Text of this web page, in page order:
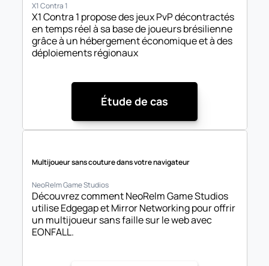
X1 Contra 1
X1 Contra 1 propose des jeux PvP décontractés
en temps réel à sa base de joueurs brésilienne
grâce à un hébergement économique et à des
déploiements régionaux
Étude de cas
Multijoueur sans couture dans votre navigateur
NeoRelm Game Studios
Découvrez comment NeoRelm Game Studios
utilise Edgegap et Mirror Networking pour offrir
un multijoueur sans faille sur le web avec
EONFALL.